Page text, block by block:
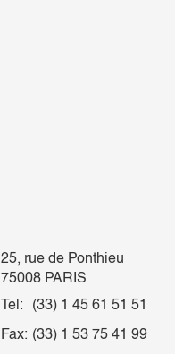
25, rue de Ponthieu
75008 PARIS
Tel:
(33) 1 45 61 51 51
Fax: (33) 1 53 75 41 99